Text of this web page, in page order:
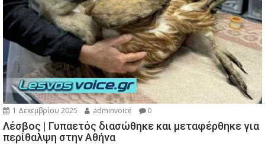
1 Δεκεμβρίου 2025 adminvoice 0
Λέσβος | Γυπαετός διασώθηκε και μεταφέρθηκε για
περίθαλψη στην Αθήνα